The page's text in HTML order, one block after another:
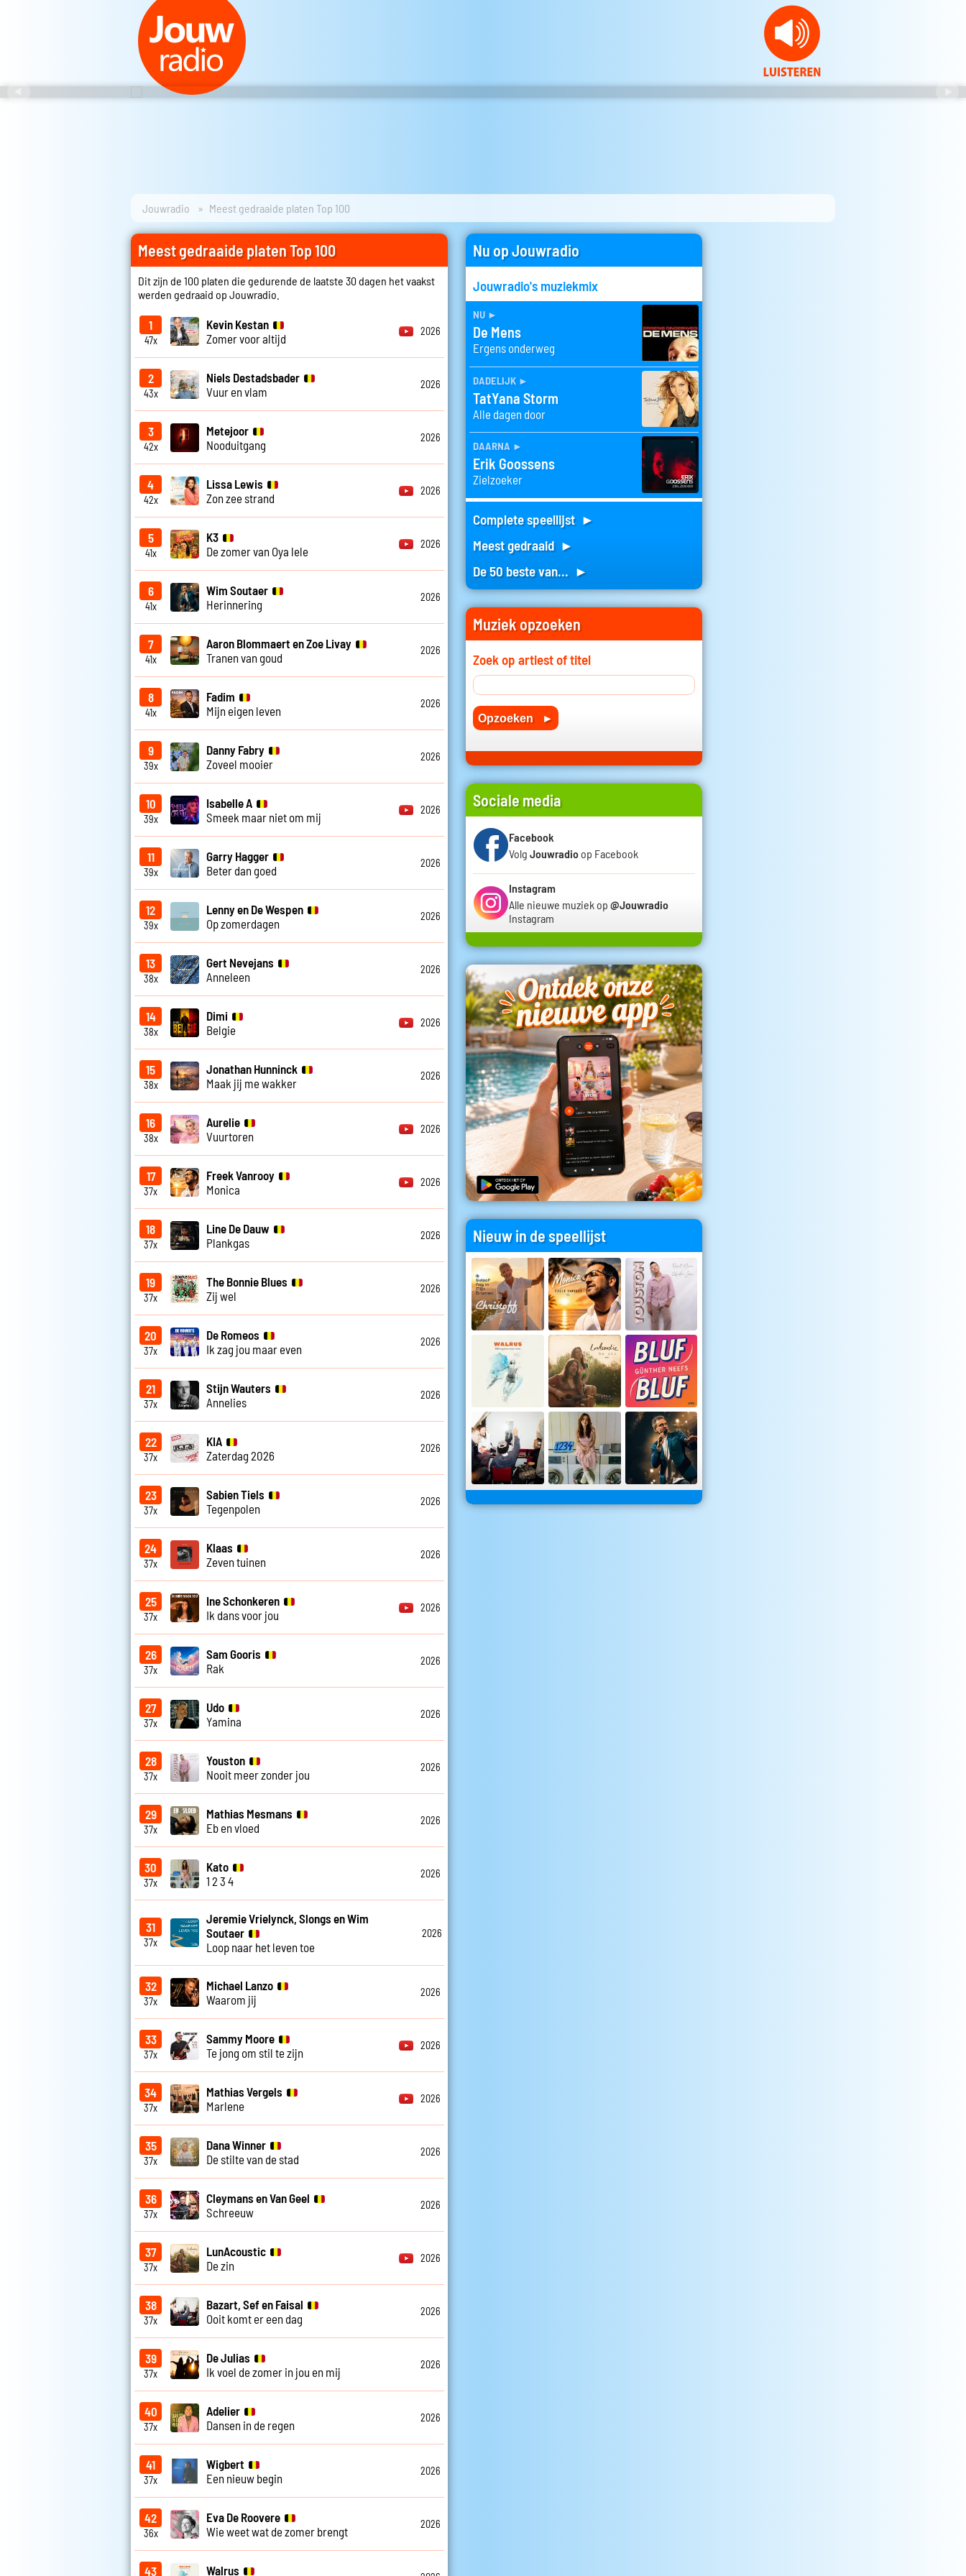
Jouwradio Meest gedraaide platen Top 100
Meest gedraaide platen Top 100
Dit zijn de 100 platen die gedurende de laatste 30 dagen het vaakst
werden gedraaid op Jouwradio.
1
47x
Kevin Kestan
Zomer voor altijd
2026
2
43x
Niels Destadsbader
Vuur en vlam
2026
3
42x
Metejoor
Nooduitgang
2026
4
42x
Lissa Lewis
Zon zee strand
2026
5
41x
K3
De zomer van Oya lele
2026
6
41x
Wim Soutaer
Herinnering
2026
7
41x
Aaron Blommaert en Zoe Livay
Tranen van goud
2026
8
41x
Fadim
Mijn eigen leven
2026
9
39x
Danny Fabry
Zoveel mooier
2026
10
39x
Isabelle A
Smeek maar niet om mij
2026
11
39x
Garry Hagger
Beter dan goed
2026
12
39x
Lenny en De Wespen
Op zomerdagen
2026
13
38x
Gert Nevejans
Anneleen
2026
14
38x
Dimi
Belgie
2026
15
38x
Jonathan Hunninck
Maak jij me wakker
2026
16
38x
Aurelie
Vuurtoren
2026
17
37x
Freek Vanrooy
Monica
2026
18
37x
Line De Dauw
Plankgas
2026
19
37x
The Bonnie Blues
Zij wel
2026
20
37x
De Romeos
Ik zag jou maar even
2026
21
37x
Stijn Wauters
Annelies
2026
22
37x
KIA
Zaterdag 2026
2026
23
37x
Sabien Tiels
Tegenpolen
2026
24
37x
Klaas
Zeven tuinen
2026
25
37x
Ine Schonkeren
Ik dans voor jou
2026
26
37x
Sam Gooris
Rak
2026
27
37x
Udo
Yamina
2026
28
37x
Youston
Nooit meer zonder jou
2026
29
37x
Mathias Mesmans
Eb en vloed
2026
30
37x
Kato
1 2 3 4
2026
31
37x
Jeremie Vrielynck, Slongs en Wim
Soutaer
Loop naar het leven toe
2026
32
37x
Michael Lanzo
Waarom jij
2026
33
37x
Sammy Moore
Te jong om stil te zijn
2026
34
37x
Mathias Vergels
Marlene
2026
35
37x
Dana Winner
De stilte van de stad
2026
36
37x
Cleymans en Van Geel
Schreeuw
2026
37
37x
LunAcoustic
De zin
2026
38
37x
Bazart, Sef en Faisal
Ooit komt er een dag
2026
39
37x
De Julias
Ik voel de zomer in jou en mij
2026
40
37x
Adelier
Dansen in de regen
2026
41
37x
Wigbert
Een nieuw begin
2026
42
36x
Eva De Roovere
Wie weet wat de zomer brengt
2026
43 Walrus
Nu op Jouwradio
Jouwradio's muziekmix
nu ►
De Mens
Ergens onderweg
dadelijk ►
TatYana Storm
Alle dagen door
daarna ►
Erik Goossens
Zielzoeker
Complete speellijst ►
Meest gedraaid ►
De 50 beste van... ►
Muziek opzoeken
Zoek op artiest of titel
Sociale media
Facebook
Volg Jouwradio op Facebook
Instagram
Alle nieuwe muziek op @Jouwradio
Instagram
Nieuw in de speellijst